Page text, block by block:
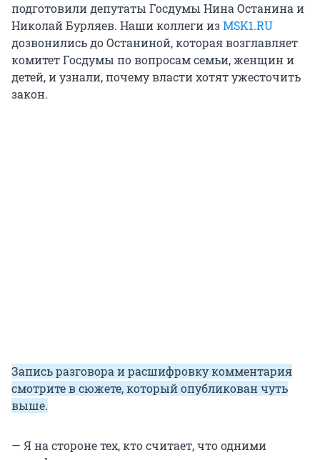
подготовили депутаты Госдумы Нина Останина и
Николай Бурляев. Наши коллеги изMSK1.RU
дозвонились до Останиной, которая возглавляет
комитет Госдумы по вопросам семьи, женщин и
детей, и узнали, почему власти хотят ужесточить
закон.
Запись разговора и расшифровку комментария
смотрите в сюжете, который опубликован чуть
выше.
— Я на стороне тех, кто считает, что одними